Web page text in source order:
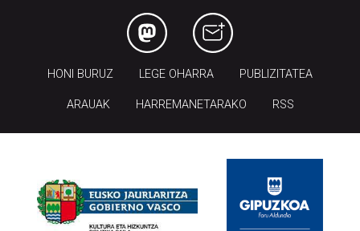
HONI BURUZ LEGE OHARRA PUBLIZITATEA
ARAUAK HARREMANETARAKO RSS